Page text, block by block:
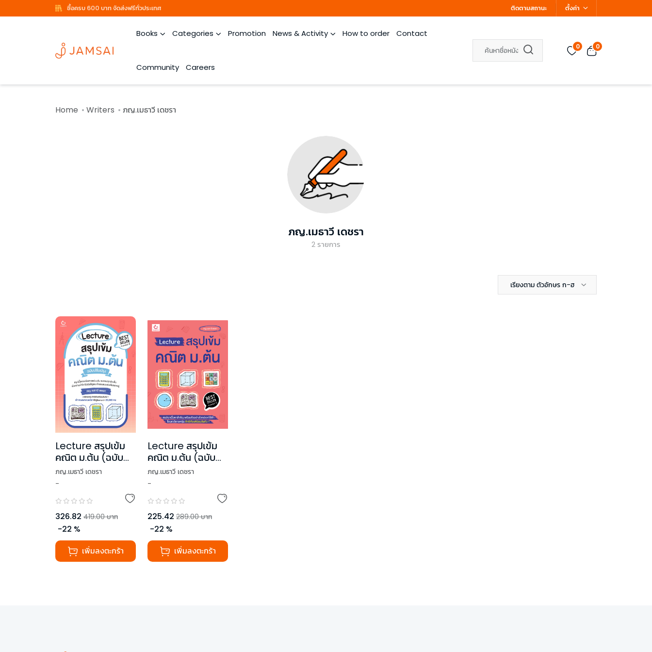
ซื้อครบ 600 บาท จัดส่งฟรีทั่วประเทศ ติดตามสถานะ ตั้งค่า
Books Categories Promotion News & Activity How to order Contact
Community Careers
0 0
Home Writers ภญ.เมธาวี เดชรา
ภญ.เมธาวี เดชรา
2รายการ
เรียงตาม ตัวอักษร ก-ฮ
Lecture สรุปเข้ม
คณิต ม.ต้น (ฉบับ
ปรับปรุง)
ภญ.เมธาวี เดชรา
-
326.82 419.00 บาท
-22 %
เพิ่มลงตะกร้า
Lecture สรุปเข้ม
คณิต ม.ต้น (ฉบับ
พิมพ์ใหม่)
ภญ.เมธาวี เดชรา
-
225.42 289.00 บาท
-22 %
เพิ่มลงตะกร้า